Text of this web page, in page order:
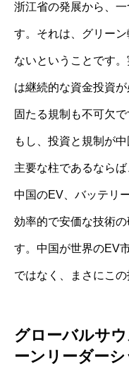
浙江省の発展から、
す。それは、グリー
ないということです
は継続的な資金投資
固たる規制も不可欠で
もし、投資と規制が
主要な柱であるなら
中国のEV、バッテリ
効率的で安価な技術
す。中国が世界のEV
ではなく、まさにこの
グローバルサ
ーンリーダー